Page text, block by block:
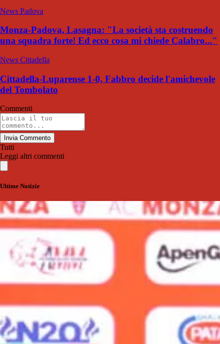
News Padova
Monza-Padova, Lasagna: "La società sta costruendo
una squadra forte! Ed ecco cosa mi chiede Calabro..."
News Cittadella
Cittadella-Luparense 1-0, Fabbro decide l'amichevole
del Tombolato
Commenti
Invia Commento
Tutti
Leggi altri commenti
Ultime Notizie